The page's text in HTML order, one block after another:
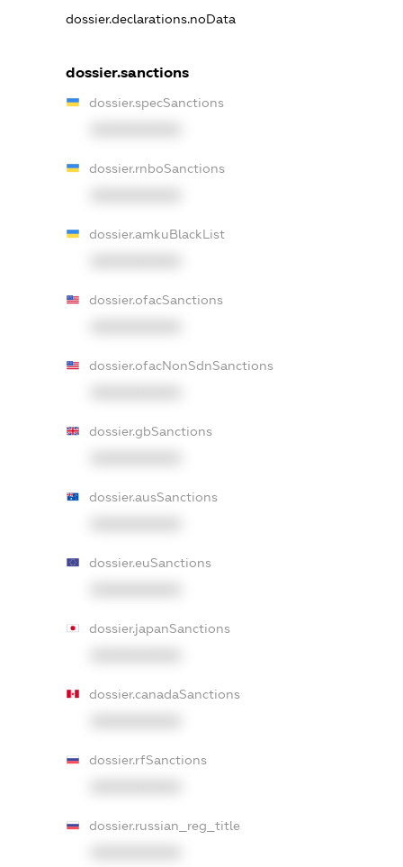
dossier.declarations.noData
dossier.sanctions
dossier.specSanctions
dossier.rnboSanctions
dossier.amkuBlackList
dossier.ofacSanctions
dossier.ofacNonSdnSanctions
dossier.gbSanctions
dossier.ausSanctions
dossier.euSanctions
dossier.japanSanctions
dossier.canadaSanctions
dossier.rfSanctions
dossier.russian_reg_title